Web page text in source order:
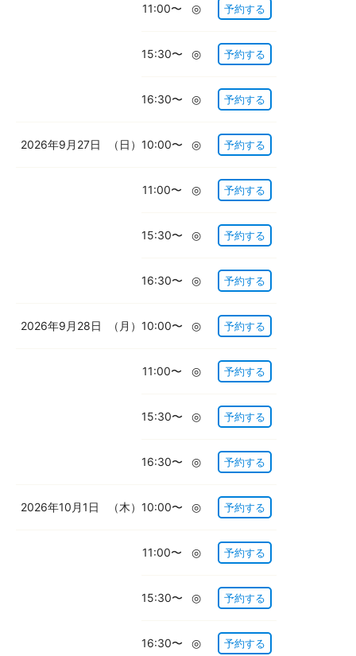
11:00〜 ◎ 予約する
15:30〜 ◎ 予約する
16:30〜 ◎ 予約する
2026年9月27日 （日） 10:00〜 ◎ 予約する
11:00〜 ◎ 予約する
15:30〜 ◎ 予約する
16:30〜 ◎ 予約する
2026年9月28日 （月） 10:00〜 ◎ 予約する
11:00〜 ◎ 予約する
15:30〜 ◎ 予約する
16:30〜 ◎ 予約する
2026年10月1日 （木） 10:00〜 ◎ 予約する
11:00〜 ◎ 予約する
15:30〜 ◎ 予約する
16:30〜 ◎ 予約する